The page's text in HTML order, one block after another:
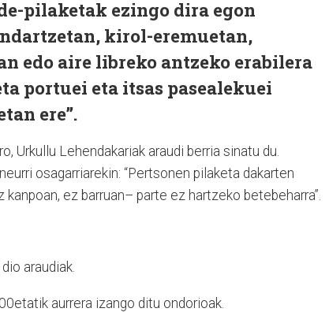
pilaketak ezingo dira egon
kirol-eremuetan,
edo aire libreko antzeko erabilera
portuei eta itsas pasealekuei
ere”.
Urkullu Lehendakariak araudi berria sinatu du.
osagarriarekin: “Pertsonen pilaketa dakarten
ez barruan– parte ez hartzeko betebeharra”.
araudiak.
aurrera izango ditu ondorioak.